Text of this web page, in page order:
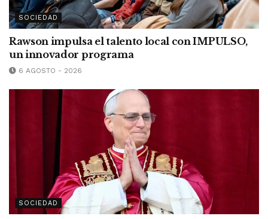
SOCIEDAD
Rawson impulsa el talento local con IMPULSO,
un innovador programa
6 AGOSTO - 2026
SOCIEDAD